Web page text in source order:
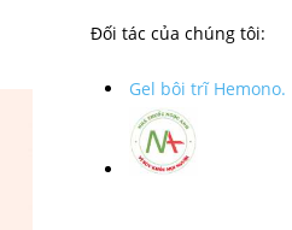
Đối tác của chúng tôi:
Gel bôi trĩ Hemono.